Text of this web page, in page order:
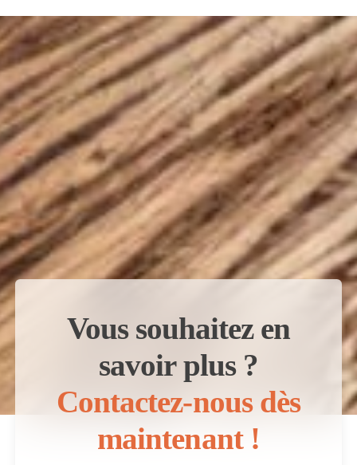
Vous souhaitez en
savoir plus ?
Contactez-nous dès
maintenant !